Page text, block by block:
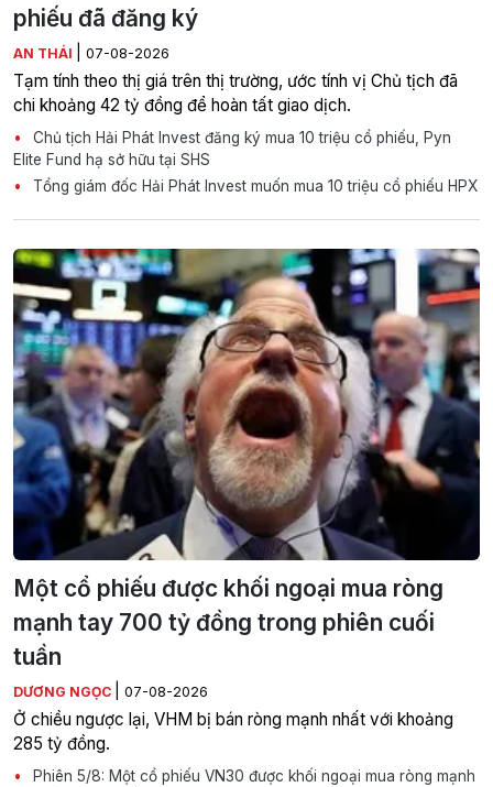
phiếu đã đăng ký
AN THÁI 07-08-2026
Tạm tính theo thị giá trên thị trường, ước tính vị Chủ tịch đã
chi khoảng 42 tỷ đồng để hoàn tất giao dịch.
Chủ tịch Hải Phát Invest đăng ký mua 10 triệu cổ phiếu, Pyn
Elite Fund hạ sở hữu tại SHS
Tổng giám đốc Hải Phát Invest muốn mua 10 triệu cổ phiếu HPX
Một cổ phiếu được khối ngoại mua ròng
mạnh tay 700 tỷ đồng trong phiên cuối
tuần
DƯƠNG NGỌC 07-08-2026
Ở chiều ngược lại, VHM bị bán ròng mạnh nhất với khoảng
285 tỷ đồng.
Phiên 5/8: Một cổ phiếu VN30 được khối ngoại mua ròng mạnh